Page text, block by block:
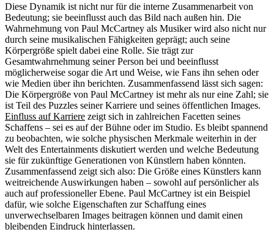
Diese Dynamik ist nicht nur für die interne Zusammenarbeit von
Bedeutung; sie beeinflusst auch das Bild nach außen hin. Die
Wahrnehmung von Paul McCartney als Musiker wird also nicht nur
durch seine musikalischen Fähigkeiten geprägt; auch seine
Körpergröße spielt dabei eine Rolle. Sie trägt zur
Gesamtwahrnehmung seiner Person bei und beeinflusst
möglicherweise sogar die Art und Weise, wie Fans ihn sehen oder
wie Medien über ihn berichten. Zusammenfassend lässt sich sagen:
Die Körpergröße von Paul McCartney ist mehr als nur eine Zahl; sie
ist Teil des Puzzles seiner Karriere und seines öffentlichen Images.
Einfluss auf Karriere zeigt sich in zahlreichen Facetten seines
Schaffens – sei es auf der Bühne oder im Studio. Es bleibt spannend
zu beobachten, wie solche physischen Merkmale weiterhin in der
Welt des Entertainments diskutiert werden und welche Bedeutung
sie für zukünftige Generationen von Künstlern haben könnten.
Zusammenfassend zeigt sich also: Die Größe eines Künstlers kann
weitreichende Auswirkungen haben – sowohl auf persönlicher als
auch auf professioneller Ebene. Paul McCartney ist ein Beispiel
dafür, wie solche Eigenschaften zur Schaffung eines
unverwechselbaren Images beitragen können und damit einen
bleibenden Eindruck hinterlassen.